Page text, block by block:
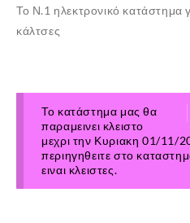
Το Ν.1 ηλεκτρονικό κατάστημα
κάλτσες
Το κατάστημα μας θα
παραμεινει κλειστο
μεχρι την Κυριακη 01/11/
περιηγηθειτε στο
ειναι κλειστες.